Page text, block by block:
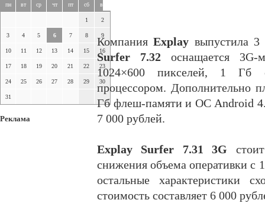
пн вт ср чт пт сб вс
1 2
3 4 5 6 7 8 9
10 11 12 13 14 15 16
17 18 19 20 21 22 23
24 25 26 27 28 29 30
31
Реклама
Компания Explay выпустила
Surfer 7.32 оснащается
1024×600 пикселей, 1 Гб
процессором. Дополнительно
Гб флеш-памяти и ОС Android
7 000 рублей.
Explay Surfer 7.31 3G
снижения объема оперативки
остальные характеристики
стоимость составляет 6 000